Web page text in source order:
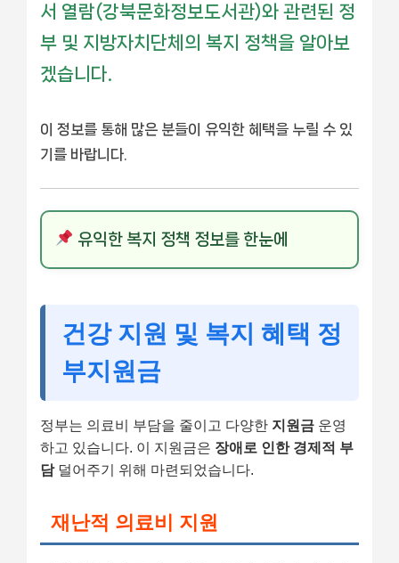
서 열람(강북문화정보도서관)와 관련된 정
부 및 지방자치단체의 복지 정책을 알아보
겠습니다.
이 정보를 통해 많은 분들이 유익한 혜택을 누릴 수 있
기를 바랍니다.
유익한 복지 정책 정보를 한눈에
건강 지원 및 복지 혜택 정
부지원금
정부는 의료비 부담을 줄이고 다양한 지원금 운영
하고 있습니다. 이 지원금은 장애로 인한 경제적 부
담덜어주기 위해 마련되었습니다.
재난적 의료비 지원